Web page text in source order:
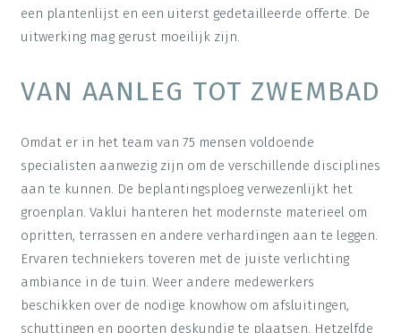
een plantenlijst en een uiterst gedetailleerde offerte. De
uitwerking mag gerust moeilijk zijn.
VAN AANLEG TOT ZWEMBAD
Omdat er in het team van 75 mensen voldoende
specialisten aanwezig zijn om de verschillende disciplines
aan te kunnen. De beplantingsploeg verwezenlijkt het
groenplan. Vaklui hanteren het modernste materieel om
opritten, terrassen en andere verhardingen aan te leggen.
Ervaren techniekers toveren met de juiste verlichting
ambiance in de tuin. Weer andere medewerkers
beschikken over de nodige knowhow om afsluitingen,
schuttingen en poorten deskundig te plaatsen. Hetzelfde